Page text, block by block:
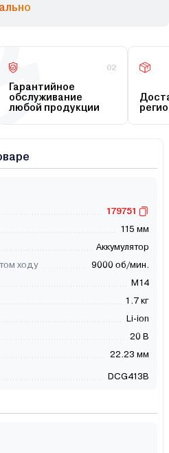
02
Гарантийное
обслуживание
любой продукции
179751
115 мм
Аккумулятор
ходу
9000 об/мин.
М14
1.7 кг
Li-ion
20 В
22.23 мм
DCG413B